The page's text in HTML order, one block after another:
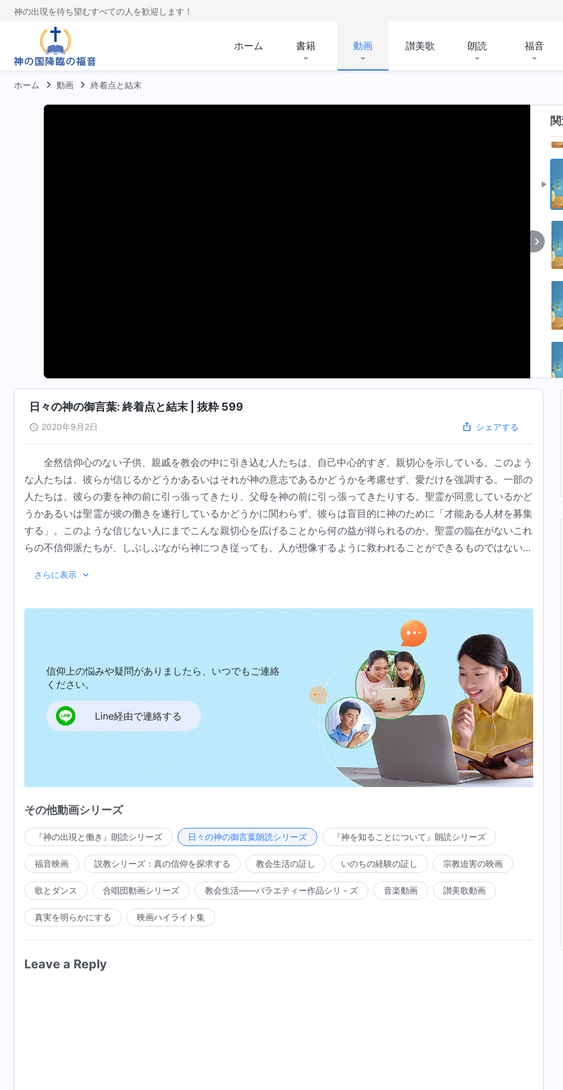
神の出現を待ち望むすべての人を歓迎します！
ホーム 書籍 動画 讃美歌 朗読 福音
ホーム 動画 終着点と結末
日々の神の御言葉: 終着点と結末 | 抜粋 599
2020年9月2日 シェアする
全然信仰心のない子供、親戚を教会の中に引き込む人たちは、自己中心的すぎ、親切心を示している。このよう
な人たちは、彼らが信じるかどうかあるいはそれが神の意志であるかどうかを考慮せず、愛だけを強調する。一部の
人たちは、彼らの妻を神の前に引っ張ってきたり、父母を神の前に引っ張ってきたりする。聖霊が同意しているかど
うかあるいは聖霊が彼の働きを遂行しているかどうかに関わらず、彼らは盲目的に神のために「才能ある人材を募集
する」。このような信じない人にまでこんな親切心を広げることから何の益が得られるのか。聖霊の臨在がないこれ
らの不信仰派たちが、しぶしぶながら神につき従っても、人が想像するように救われることができるものではない。
なかった人は、絶対に完全にされることができない。だから、このような人々は神に名目上つき従い始めた時から聖
彼らにつき従わせるだけであり、最後になって彼らの結末を明らかにすればいい。人の熱狂や、意志はサタンから来
る。したがって、彼らは、聖霊の仕事を決して成就することができない。どんな種類の人であっても、聖霊の働きを
持たねばならない。人が人を完全にすることができるのか。なぜ夫は彼の妻を愛するのだろうか。また、なぜ妻は夫
を愛するのだろうか。なぜ、子供たちは父母に孝行するのだろうか。また、なぜ父母は子供たちをかわいがるのだろ
うか。人々はどんな意図を心に宿しているだろうか。すべて自分の目的を達成し、自分の私欲を満足させるためでは
ないだろうか。本当に神の経営計画のためだろうか。神の仕事のためだろうか。被造物の本分を果たすためだろう
か。最初は神を信じそして聖霊の臨在を得ることができなかった人は、絶対に聖霊の働きを得ることができない。こ
のような人たちが滅ぼされるのはすでに決定事項である。人が彼らに対してどれだけ多くの愛を持っていても、それ
は聖霊の働きに取って代わることはできない。人の熱心と愛はみな人の意志を代表するのであって、神の意志を代表
することができず、神の仕事に取って代わることもできない。名目上神を信じ神に従う振りを装うが神を信じるとは
何かを知らないような人々に、たとえ最大限の愛や憐れみを拡張しても、彼らはやはり神の共感を得ないあるいは聖
ができなかったとしても、彼らはやはり、時折、聖霊の働きを得ることは可能である。しかし、素質はかなりいい方
ではあるが、心から信じない人たちは、全く、聖霊の臨在を得ることはできない。このような人々においては、救わ
れる余地が全くない。たとえ本を読み、或いはたまにはメッセージを聞き、或いは歌って神を賛美するとしても、最
後には、彼らは、安息の中で生きることができない。人が心から追い求めているかどうかは、他の人が彼らをどう評
価するかによってあるいは、周りの人が彼らのことをどう見るかによって決まるのではなく、聖霊が彼らの上で働く
かあるいは彼らに聖霊の臨在があるかどうか、によって決められる。さらにそれは、一定の期間の聖霊の働きを経験
した後、彼らの性質が変化したかどうかと彼らが神についての知識をもっているかどうかによって、なおさら、決め
られる。もし聖霊の働きがある人の上にあれば、この人の性質は次第に変化し、彼らの神を信じる観点もますます純
粋になるのである。人が神につき従った時間が長くても短くても、彼らが変化を経験したならば、このことは、聖霊
人が最終的に生存できるのは、彼らが神の要求を達成したからだ。しかし最後の安息の中に生きられないなら、
それは神に不従順で神を喜ばせることが出来ないからだ。子供の悪や義を、親へ転嫁することはできない。又、親の
悪や義を子と分かち合うことは出来ない。人それぞれに価する終着点がある。それは人の本質によって決定される。
その終着点は他人とは関係ない。
人それぞれの罪と祝福を他人と交換することは出来ない。もし義を行うなら、その人は正しく、もし悪を行うな
ら、その人は悪を為す者だ。義を行う者は必ず生き残り、悪を行う者には破滅が待っている。人が聖なる者なら、そ
の人には、しみが一つもない。けがれた者には、聖いところが一つもない。人それぞれに価する終着点がある。それ
たとえ悪を為す者の子が正しく、正しい人の親が邪悪であっても、邪悪な人びとは破滅すべきで、正しい人びと
それらは相容れない二つのタイプである。人それぞれに価する終着点がある。それは人の本質によって決定される。
その終着点は他人とは関係ない。
だから人が安息に入る前に、その周りには肉親がいる。しかし一度安息に入ると、言及すべき肉親はいない。人
が本分を尽くせば、その人は尽くさない人にとって敵となる。神を愛する者は神を憎む者の敵である。そして安息に
入る者は、滅ぼされる者とは相容れない。人それぞれに価する終着点がある。それは人の本質によって決定される。
その終着点は他人とは関係ない。
さらに表示
信仰上の悩みや疑問がありましたら、いつでもご連絡
ください。
Line経由で連絡する
その他動画シリーズ
『神の出現と働き』朗読シリーズ 日々の神の御言葉朗読シリーズ 『神を知ることについて』朗読シリーズ
福音映画 説教シリーズ：真の信仰を探求する 教会生活の証し いのちの経験の証し 宗教迫害の映画
歌とダンス 合唱団動画シリーズ 教会生活――バラエティー作品シリ－ズ 音楽動画 讃美歌動画
真実を明らかにする 映画ハイライト集
Leave a Reply